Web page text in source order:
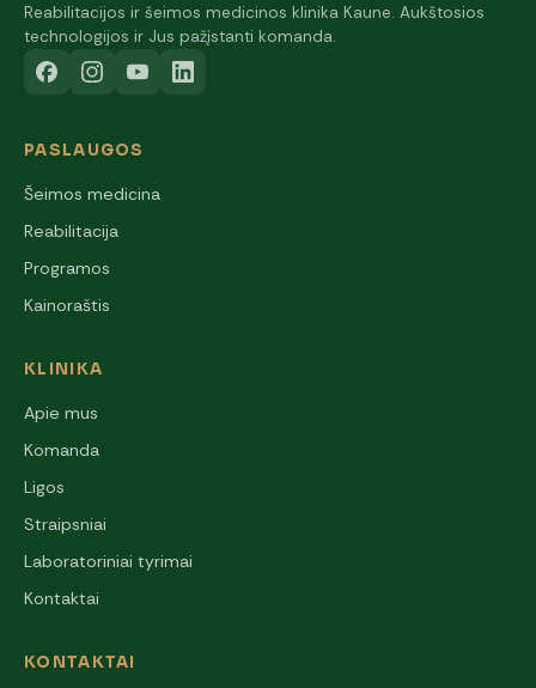
Reabilitacijos ir šeimos medicinos klinika Kaune. Aukštosios
technologijos ir Jus pažįstanti komanda.
PASLAUGOS
Šeimos medicina
Reabilitacija
Programos
Kainoraštis
KLINIKA
Apie mus
Komanda
Ligos
Straipsniai
Laboratoriniai tyrimai
Kontaktai
KONTAKTAI